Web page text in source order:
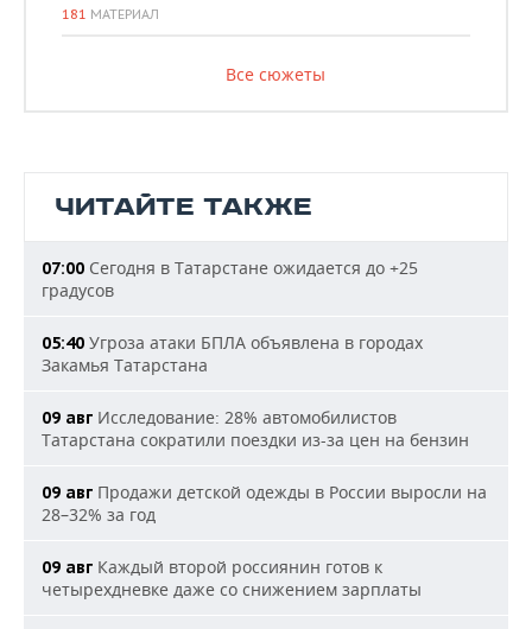
181 МАТЕРИАЛ
Все сюжеты
ЧИТАЙТЕ ТАКЖЕ
07:00 Сегодня в Татарстане ожидается до +25
градусов
05:40 Угроза атаки БПЛА объявлена в городах
Закамья Татарстана
09 авг Исследование: 28% автомобилистов
Татарстана сократили поездки из-за цен на бензин
09 авг Продажи детской одежды в России выросли на
28–32% за год
09 авг Каждый второй россиянин готов к
четырехдневке даже со снижением зарплаты